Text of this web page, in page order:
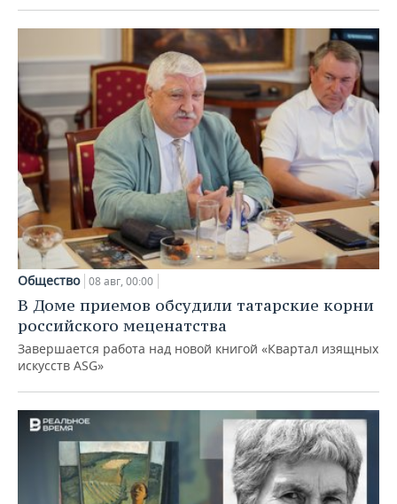
Общество 08 авг, 00:00
В Доме приемов обсудили татарские корни
российского меценатства
Завершается работа над новой книгой «Квартал изящных
искусств ASG»